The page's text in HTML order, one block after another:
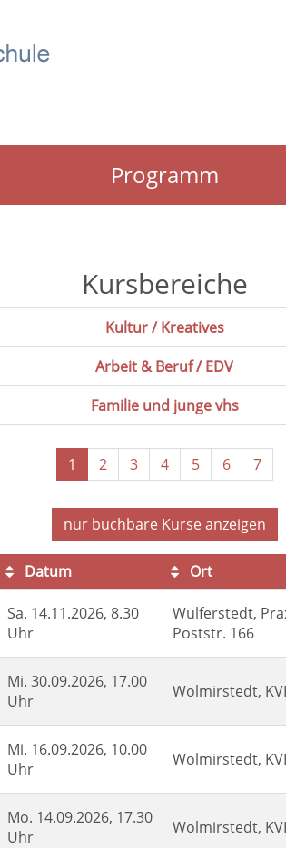
Programm
Kursbereiche
Kultur / Kreatives
Arbeit & Beruf / EDV
Familie und junge vhs
1 2 3 4 5 6 7
nur buchbareKurse anzeigen
Datum Ort
Sa. 14.11.2026, 8.30
Uhr
Wulferstedt,
Poststr. 166
Mi. 30.09.2026, 17.00
Uhr
Wolmirstedt,
Mi. 16.09.2026, 10.00
Uhr
Wolmirstedt,
Mo. 14.09.2026, 17.30
Uhr
Wolmirstedt,